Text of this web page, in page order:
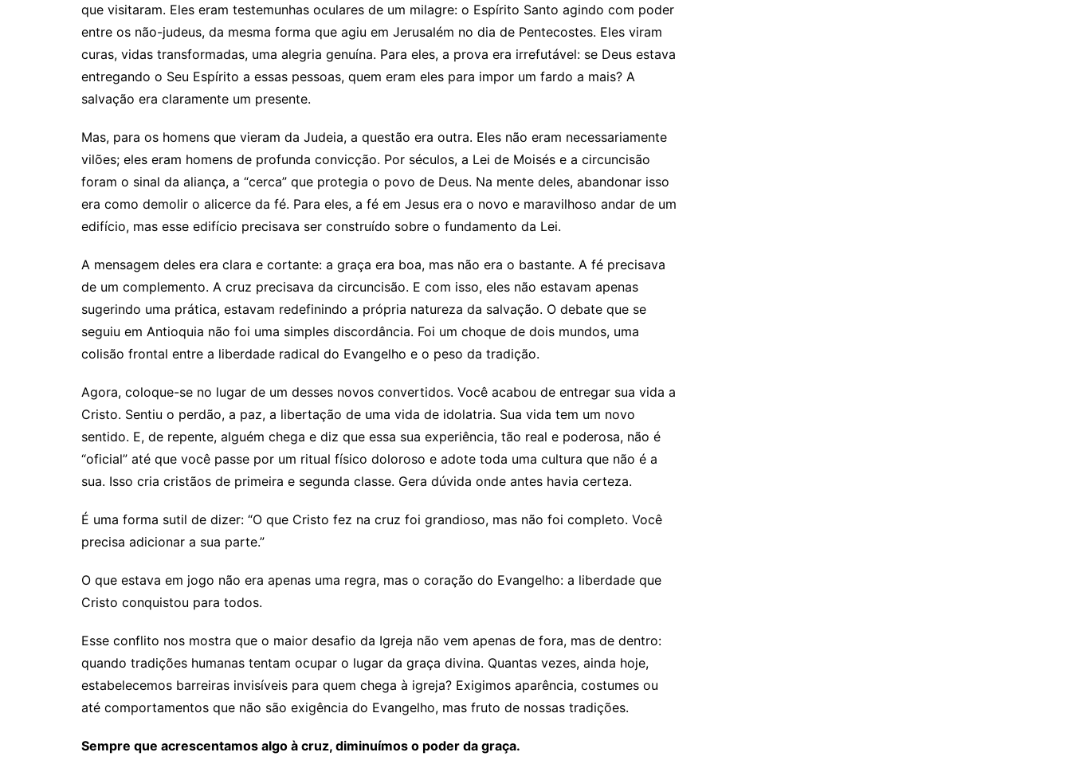
que visitaram. Eles eram testemunhas oculares de um milagre: o Espírito Santo agindo com poder
entre os não-judeus, da mesma forma que agiu em Jerusalém no dia de Pentecostes. Eles viram
curas, vidas transformadas, uma alegria genuína. Para eles, a prova era irrefutável: se Deus estava
entregando o Seu Espírito a essas pessoas, quem eram eles para impor um fardo a mais? A
salvação era claramente um presente.
Mas, para os homens que vieram da Judeia, a questão era outra. Eles não eram necessariamente
vilões; eles eram homens de profunda convicção. Por séculos, a Lei de Moisés e a circuncisão
foram o sinal da aliança, a “cerca” que protegia o povo de Deus. Na mente deles, abandonar isso
era como demolir o alicerce da fé. Para eles, a fé em Jesus era o novo e maravilhoso andar de um
edifício, mas esse edifício precisava ser construído sobre o fundamento da Lei.
A mensagem deles era clara e cortante: a graça era boa, mas não era o bastante. A fé precisava
de um complemento. A cruz precisava da circuncisão. E com isso, eles não estavam apenas
sugerindo uma prática, estavam redefinindo a própria natureza da salvação. O debate que se
seguiu em Antioquia não foi uma simples discordância. Foi um choque de dois mundos, uma
colisão frontal entre a liberdade radical do Evangelho e o peso da tradição.
Agora, coloque-se no lugar de um desses novos convertidos. Você acabou de entregar sua vida a
Cristo. Sentiu o perdão, a paz, a libertação de uma vida de idolatria. Sua vida tem um novo
sentido. E, de repente, alguém chega e diz que essa sua experiência, tão real e poderosa, não é
“oficial” até que você passe por um ritual físico doloroso e adote toda uma cultura que não é a
sua. Isso cria cristãos de primeira e segunda classe. Gera dúvida onde antes havia certeza.
É uma forma sutil de dizer: “O que Cristo fez na cruz foi grandioso, mas não foi completo. Você
precisa adicionar a sua parte.”
O que estava em jogo não era apenas uma regra, mas o coração do Evangelho: a liberdade que
Cristo conquistou para todos.
Esse conflito nos mostra que o maior desafio da Igreja não vem apenas de fora, mas de dentro:
quando tradições humanas tentam ocupar o lugar da graça divina. Quantas vezes, ainda hoje,
estabelecemos barreiras invisíveis para quem chega à igreja? Exigimos aparência, costumes ou
até comportamentos que não são exigência do Evangelho, mas fruto de nossas tradições.
Sempre que acrescentamos algo à cruz, diminuímos o poder da graça.